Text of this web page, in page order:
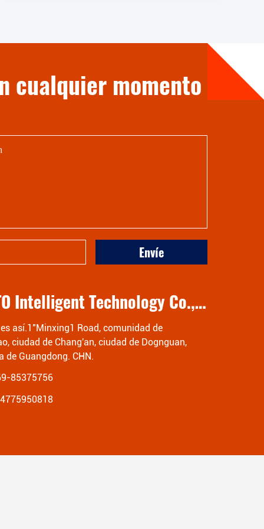
cualquier momento
Envíe
Dongguan MENTO Intelligent Technology Co., Ltd.
así.1"Minxing1 Road, comunidad de
ciudad de Chang'an, ciudad de Dognguan,
de Guangdong. CHN.
85375756